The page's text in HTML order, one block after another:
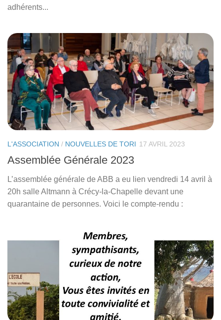
adhérents...
L'ASSOCIATION / NOUVELLES DE TORI 17 AVRIL 2023
Assemblée Générale 2023
L’assemblée générale de ABB a eu lien vendredi 14 avril à
20h salle Altmann à Crécy-la-Chapelle devant une
quarantaine de personnes. Voici le compte-rendu :